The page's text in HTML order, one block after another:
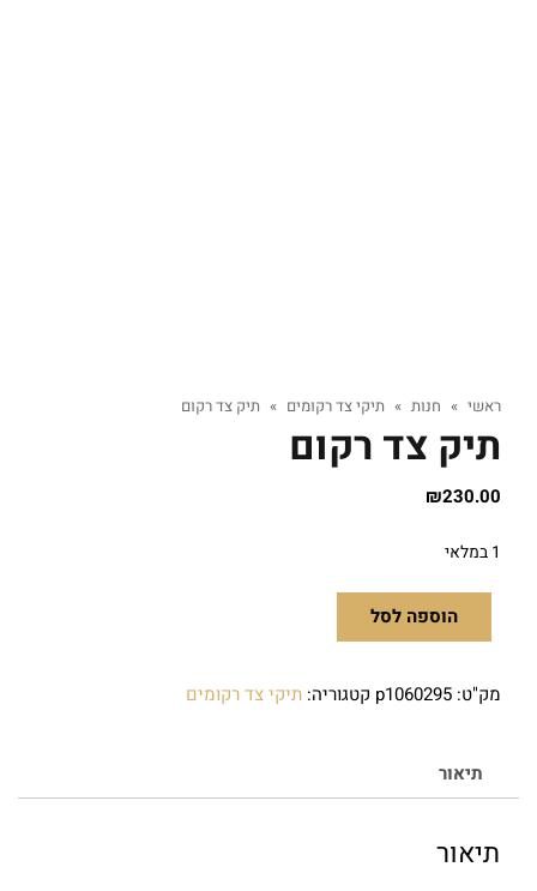
ראשי » חנות » תיקי צד רקומים » תיק צד רקום
תיק צד רקום
₪230.00
1 במלאי
הוספה לסל
מק"ט: p1060295 קטגוריה: תיקי צד רקומים
תיאור
תיאור